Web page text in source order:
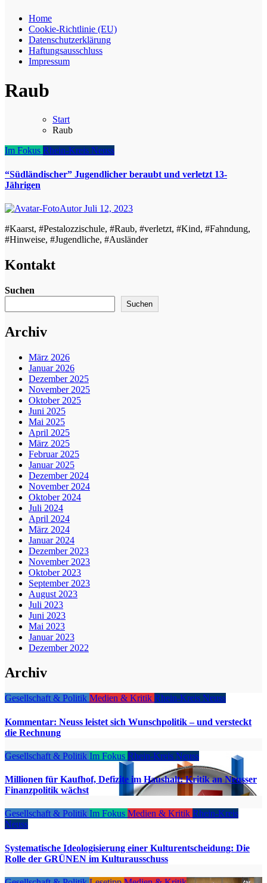
Home
Cookie-Richtlinie (EU)
Datenschutzerklärung
Haftungsausschluss
Impressum
Raub
Start
Raub
Im Fokus Rhein-Kreis Neuss
“Südländischer” Jugendlicher beraubt und verletzt 13-
Jährigen
AutorJuli 12, 2023
#Kaarst, #Pestalozzischule, #Raub, #verletzt, #Kind, #Fahndung,
#Hinweise, #Jugendliche, #Ausländer
Kontakt
Suchen
Suchen
Archiv
März 2026
Januar 2026
Dezember 2025
November 2025
Oktober 2025
Juni 2025
Mai 2025
April 2025
März 2025
Februar 2025
Januar 2025
Dezember 2024
November 2024
Oktober 2024
Juli 2024
April 2024
März 2024
Januar 2024
Dezember 2023
November 2023
Oktober 2023
September 2023
August 2023
Juli 2023
Juni 2023
Mai 2023
Januar 2023
Dezember 2022
Archiv
Gesellschaft & Politik Medien & Kritik Rhein-Kreis Neuss
Kommentar: Neuss leistet sich Wunschpolitik – und versteckt
die Rechnung
Gesellschaft & Politik Im Fokus Rhein-Kreis Neuss
Millionen für Kaufhof, Defizite im Haushalt: Kritik an Neusser
Finanzpolitik wächst
Gesellschaft & Politik Im Fokus Medien & Kritik Rhein-Kreis
Neuss
Systematische Ideologisierung einer Kulturentscheidung: Die
Rolle der GRÜNEN im Kulturausschuss